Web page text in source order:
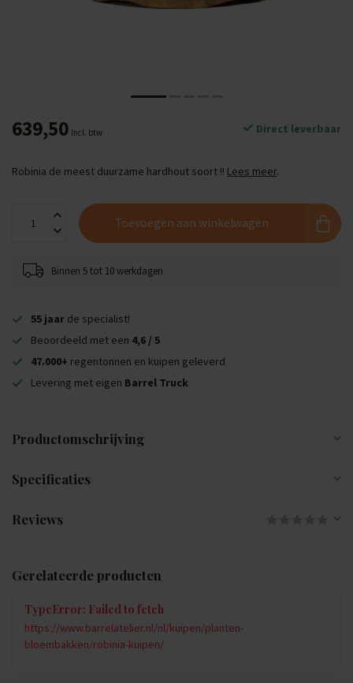
639,50 Incl. btw Direct leverbaar
Robinia de meest duurzame hardhout soort !! Lees meer.
Toevoegen aan winkelwagen
Binnen 5 tot 10 werkdagen
55 jaar de specialist!
Beoordeeld met een 4,6 / 5
47.000+ regentonnen en kuipen geleverd
Levering met eigen Barrel Truck
Productomschrijving
Specificaties
Reviews
Gerelateerde producten
TypeError: Failed to fetch
https://www.barrelatelier.nl/nl/kuipen/planten-
bloembakken/robinia-kuipen/